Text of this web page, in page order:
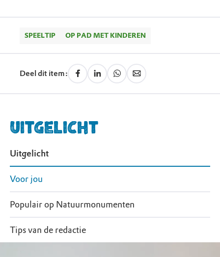
SPEELTIP OP PAD MET KINDEREN
Deel dit item:
Uitgelicht
Uitgelicht
Voor jou
Populair op Natuurmonumenten
Tips van de redactie